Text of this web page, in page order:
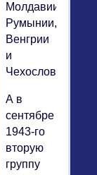
Молдавии,
Румынии,
Венгрии
и
Чехословакии.
А в
сентябре
1943-го
вторую
группу